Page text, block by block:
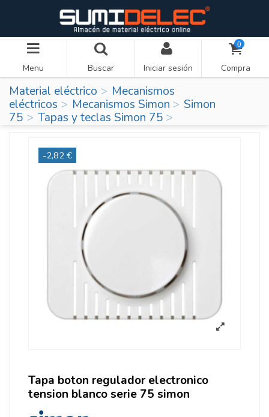
Menu Buscar Iniciar sesión
0
Compra
Material eléctrico
Mecanismos
eléctricos
Mecanismos Simon
Simon
75
Tapas y teclas Simon 75
-2,82 €
Tapa boton regulador electronico
tension blanco serie 75 simon